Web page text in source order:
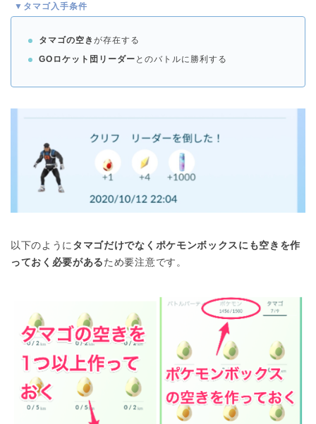
▼タマゴ入手条件
タマゴの空き が存在する
GOロケット団リーダー とのバトルに勝利する
以下のように タマゴだけでなくポケモンボックスにも空きを作
っておく必要がある ため要注意です。